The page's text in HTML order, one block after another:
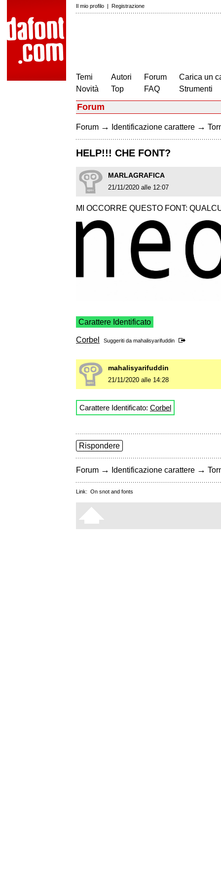
Il mio profilo | Registrazione
Temi
Novità
Autori
Top
Forum
FAQ
Carica un
Strumenti
Forum
Forum → Identificazione carattere →
HELP!!! CHE FONT?
MARLAGRAFICA
21/11/2020 alle 12:07
MI OCCORRE QUESTO FONT:
Carattere Identificato
Corbel Suggeriti da mahalisyarifuddin
mahalisyarifuddin
21/11/2020 alle 14:28
Carattere Identificato: Corbel
Rispondere
Forum → Identificazione carattere →
Link: On snot and fonts